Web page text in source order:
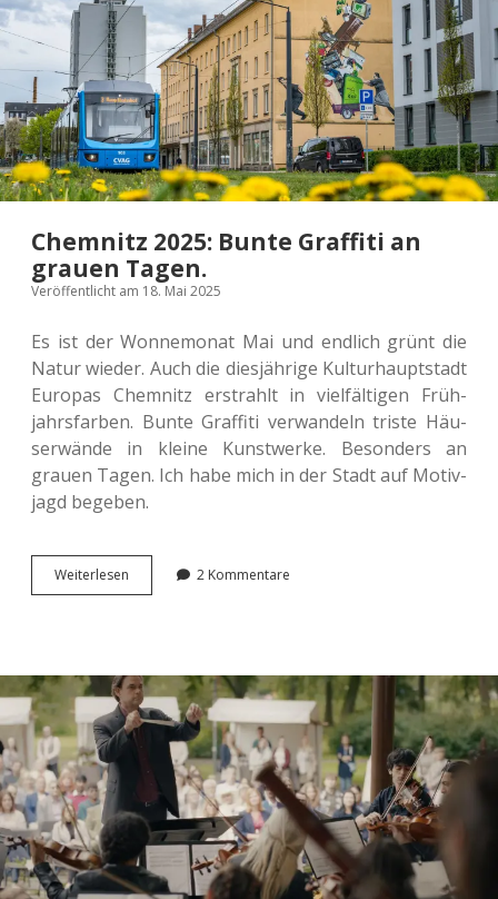
Chemnitz 2025: Bunte Graffiti an
grauen Tagen.
Veröffentlicht am 18. Mai 2025
Es ist der Won­ne­mo­nat Mai und end­lich grünt die
Natur wieder. Auch die dies­jäh­ri­ge Kul­tur­haupt­stadt
Euro­pas Chem­nitz erstrahlt in viel­fäl­ti­gen Früh­
jahrs­far­ben. Bunte Graf­fi­ti ver­wan­deln triste Häu­
ser­wän­de in kleine Kunst­wer­ke. Beson­ders an
grauen Tagen. Ich habe mich in der Stadt auf Moti­v­
jagd begeben.
Wei­ter­le­sen
nitz
fi­
ti
an
grauen
Tagen.
2 Kommentare